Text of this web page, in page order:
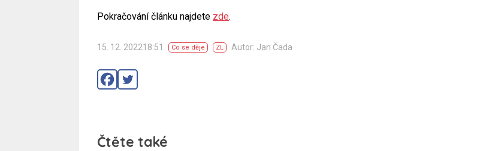
Pokračování článku najdete zde.
15. 12. 202218:51 Co se děje ZL Autor: Jan Čada
Čtěte také